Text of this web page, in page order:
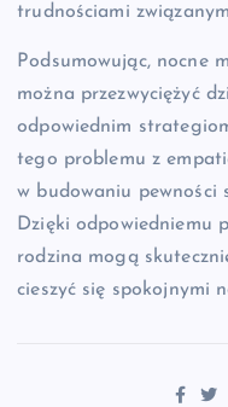
trudnościami
Podsumowując, nocne
można przezwyciężyć
odpowiednim
tego problemu z
w budowaniu pewności
Dzięki odpowiedniemu
rodzina mogą
cieszyć się spokojnymi